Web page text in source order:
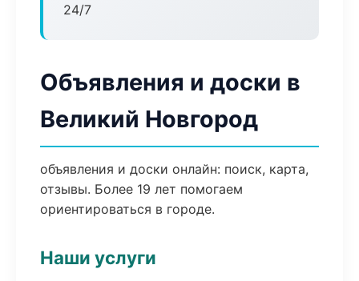
24/7
Объявления и доски в
Великий Новгород
объявления и доски онлайн: поиск, карта,
отзывы. Более 19 лет помогаем
ориентироваться в городе.
Наши услуги